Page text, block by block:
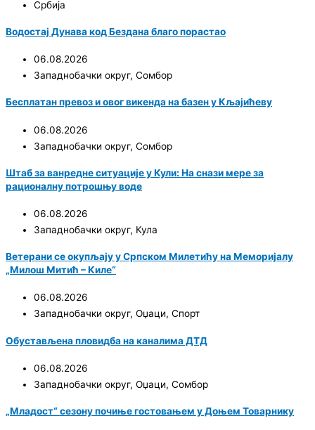
Србија
Водостај Дунава код Бездана благо порастао
06.08.2026
Западнобачки округ, Сомбор
Бесплатан превоз и овог викенда на базен у Кљајићеву
06.08.2026
Западнобачки округ, Сомбор
Штаб за ванредне ситуације у Кули: На снази мере за
рационалну потрошњу воде
06.08.2026
Западнобачки округ, Кула
Ветерани се окупљају у Српском Милетићу на Меморијалу
„Милош Митић – Киле“
06.08.2026
Западнобачки округ, Оџаци, Спорт
Обустављена пловидба на каналима ДТД
06.08.2026
Западнобачки округ, Оџаци, Сомбор
„Младост“ сезону почиње гостовањем у Доњем Товарнику